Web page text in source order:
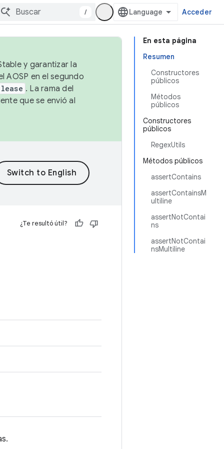
/ Acceder
En esta página
Resumen
Constructores
públicos
Métodos
públicos
Constructores
públicos
RegexUtils
Métodos públicos
assertContains
assertContainsM
ultiline
assertNotContai
ns
assertNotContai
nsMultiline
y garantizar la
AOSP en el segundo
. La rama del
que se envió al
¿Te resultó útil?